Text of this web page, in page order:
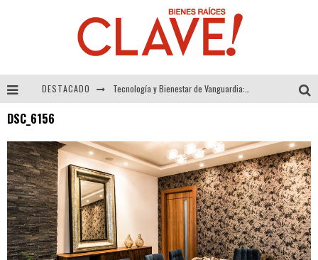
DESTACADO
Alexandra Bedoya – La Constancia detrás de La Paletería
El Despertar de la Calidez: Acabados Dorados de FV para Elevar tu Espacio
DSC_6156